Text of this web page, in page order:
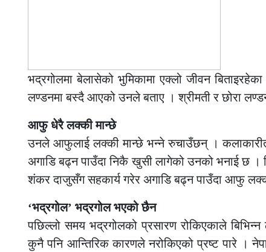
भद्रगोलमा बेलासेको भुमिकामा एक्लो जीवन
लण्डनमा बस्दै आएको उनले बताए । श्रीमती र छोरा
आफु धेरै लक्की मान्छे
उनले आफुलाई लक्की मान्छे भन्ने रुचाउँछन् ।
अगाडि बढ्न पाउँदा निकै खुसी लागेको उनको भनाई छ
शंकर दाजुसँग सहकार्य गरेर अगाडि बढ्न पाउँदा आफु
‘भद्रगोल’ भद्रगोल भएको छैन
पछिल्लो समय भद्रगोलको प्रसारण रोकिएकाले
कुनै पनि आन्तिरिक कारणले नरोकिएको प्रष्ट पारे ।